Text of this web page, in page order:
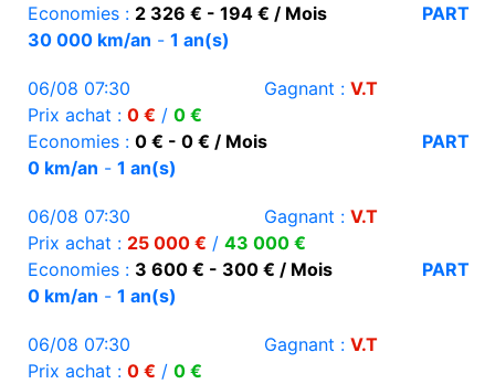
Economies : 2 326 € - 194 € / Mois
PART
30 000 km/an - 1 an(s)
06/08 07:30 Gagnant : V.T
Prix achat : 0 € / 0 €
Economies : 0 € - 0 € / Mois
PART
0 km/an - 1 an(s)
06/08 07:30 Gagnant : V.T
Prix achat : 25 000 € / 43 000 €
Economies : 3 600 € - 300 € / Mois
PART
0 km/an - 1 an(s)
06/08 07:30 Gagnant : V.T
Prix achat : 0 € / 0 €